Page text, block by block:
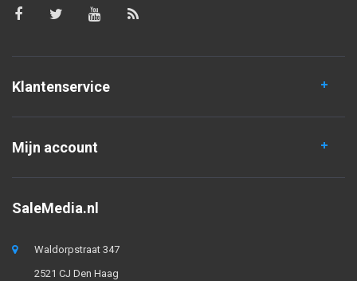
Klantenservice
Mijn account
SaleMedia.nl
Waldorpstraat 347
2521 CJ Den Haag